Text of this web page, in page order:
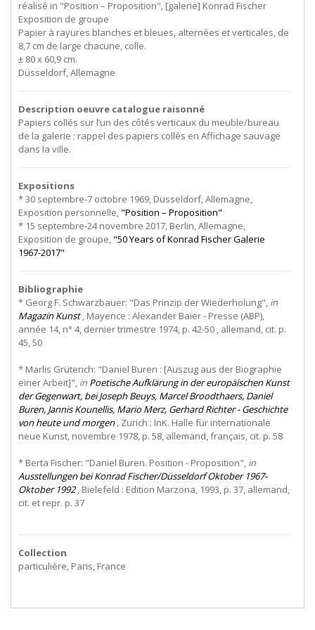
réalisé in "Position – Proposition", [galerie] Konrad Fischer
Exposition de groupe
Papier à rayures blanches et bleues, alternées et verticales, de
8,7 cm de large chacune, colle.
± 80 x 60,9 cm.
Düsseldorf, Allemagne
Description oeuvre catalogue raisonné
Papiers collés sur l’un des côtés verticaux du meuble/bureau
de la galerie ; rappel des papiers collés en Affichage sauvage
dans la ville.
Expositions
* 30 septembre-7 octobre 1969, Düsseldorf, Allemagne,
Exposition personnelle, "Position – Proposition"
* 15 septembre-24 novembre 2017, Berlin, Allemagne,
Exposition de groupe, "50 Years of Konrad Fischer Galerie
1967-2017"
Bibliographie
* Georg F. Schwarzbauer: "Das Prinzip der Wiederholung", in
Magazin Kunst, Mayence : Alexander Baier - Presse (ABP),
année 14, n° 4, dernier trimestre 1974, p. 42-50 , allemand, cit. p.
45, 50
* Marlis Grüterich: "Daniel Buren : [Auszug aus der Biographie
einer Arbeit]", in Poetische Aufklärung in der europäischen Kunst
der Gegenwart, bei Joseph Beuys, Marcel Broodthaers, Daniel
Buren, Jannis Kounellis, Mario Merz, Gerhard Richter - Geschichte
von heute und morgen, Zurich : InK. Halle für internationale
neue Kunst, novembre 1978, p. 58, allemand, français, cit. p. 58
* Berta Fischer: "Daniel Buren. Position - Proposition", in
Ausstellungen bei Konrad Fischer/Düsseldorf Oktober 1967-
Oktober 1992, Bielefeld : Edition Marzona, 1993, p. 37, allemand,
cit. et repr. p. 37
Collection
particulière, Paris, France